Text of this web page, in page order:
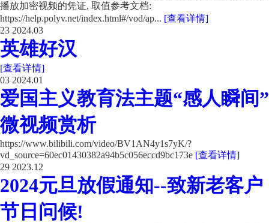
播放加密视频的凭证, 取值参考文档:
https://help.polyv.net/index.html#/vod/ap... [查看详情]
23 2024.03
英雄好汉
[查看详情]
03 2024.01
爱国主义教育法主题“感人瞬间”
微视频赏析
https://www.bilibili.com/video/BV1AN4y1s7yK/?
vd_source=60ec01430382a94b5c056eccd9bc173e [查看详情]
29 2023.12
2024元旦放假通知--致新老客户
节日问候!